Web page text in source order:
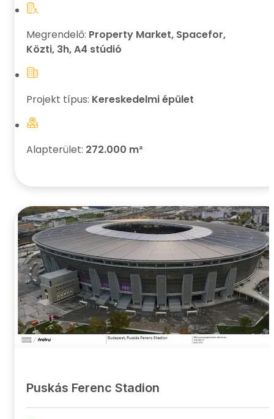
Megrendelő: Property Market, Spacefor,
Közti, 3h, A4 stúdió
Projekt típus: Kereskedelmi épület
Alapterület: 272.000 m²
Puskás Ferenc Stadion